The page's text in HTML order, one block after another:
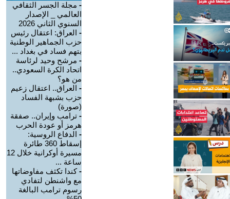
- مجلة الجسر الثقافي
العالمي _ الإصدار
السنوي الثاني 2026
- العراق: اعتقال رئيس
حزب الجماهير الوطنية
بتهم فساد في بغداد ...
- مرشح وحيد لرئاسة
اتحاد الكرة السعودي..
من هو؟
- العراق.. اعتقال زعيم
حزب بشبهة الفساد
(صورة)
- ترامب وإيران.. صفقة
هرمز أو عودة الحرب
- الدفاع الروسية:
إسقاط 360 طائرة
مسيرة أوكرانية خلال 12
ساعة ...
-كندا تكثف مفاوضاتها
مع واشنطن لتفادي
رسوم ترامب البالغة